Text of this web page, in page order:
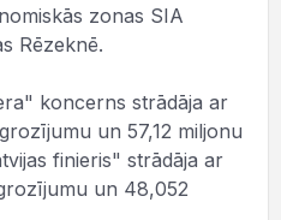
zonas SIA
Rēzeknē.
koncerns strādāja ar
un 57,12 miljonu
finieris" strādāja ar
un 48,052